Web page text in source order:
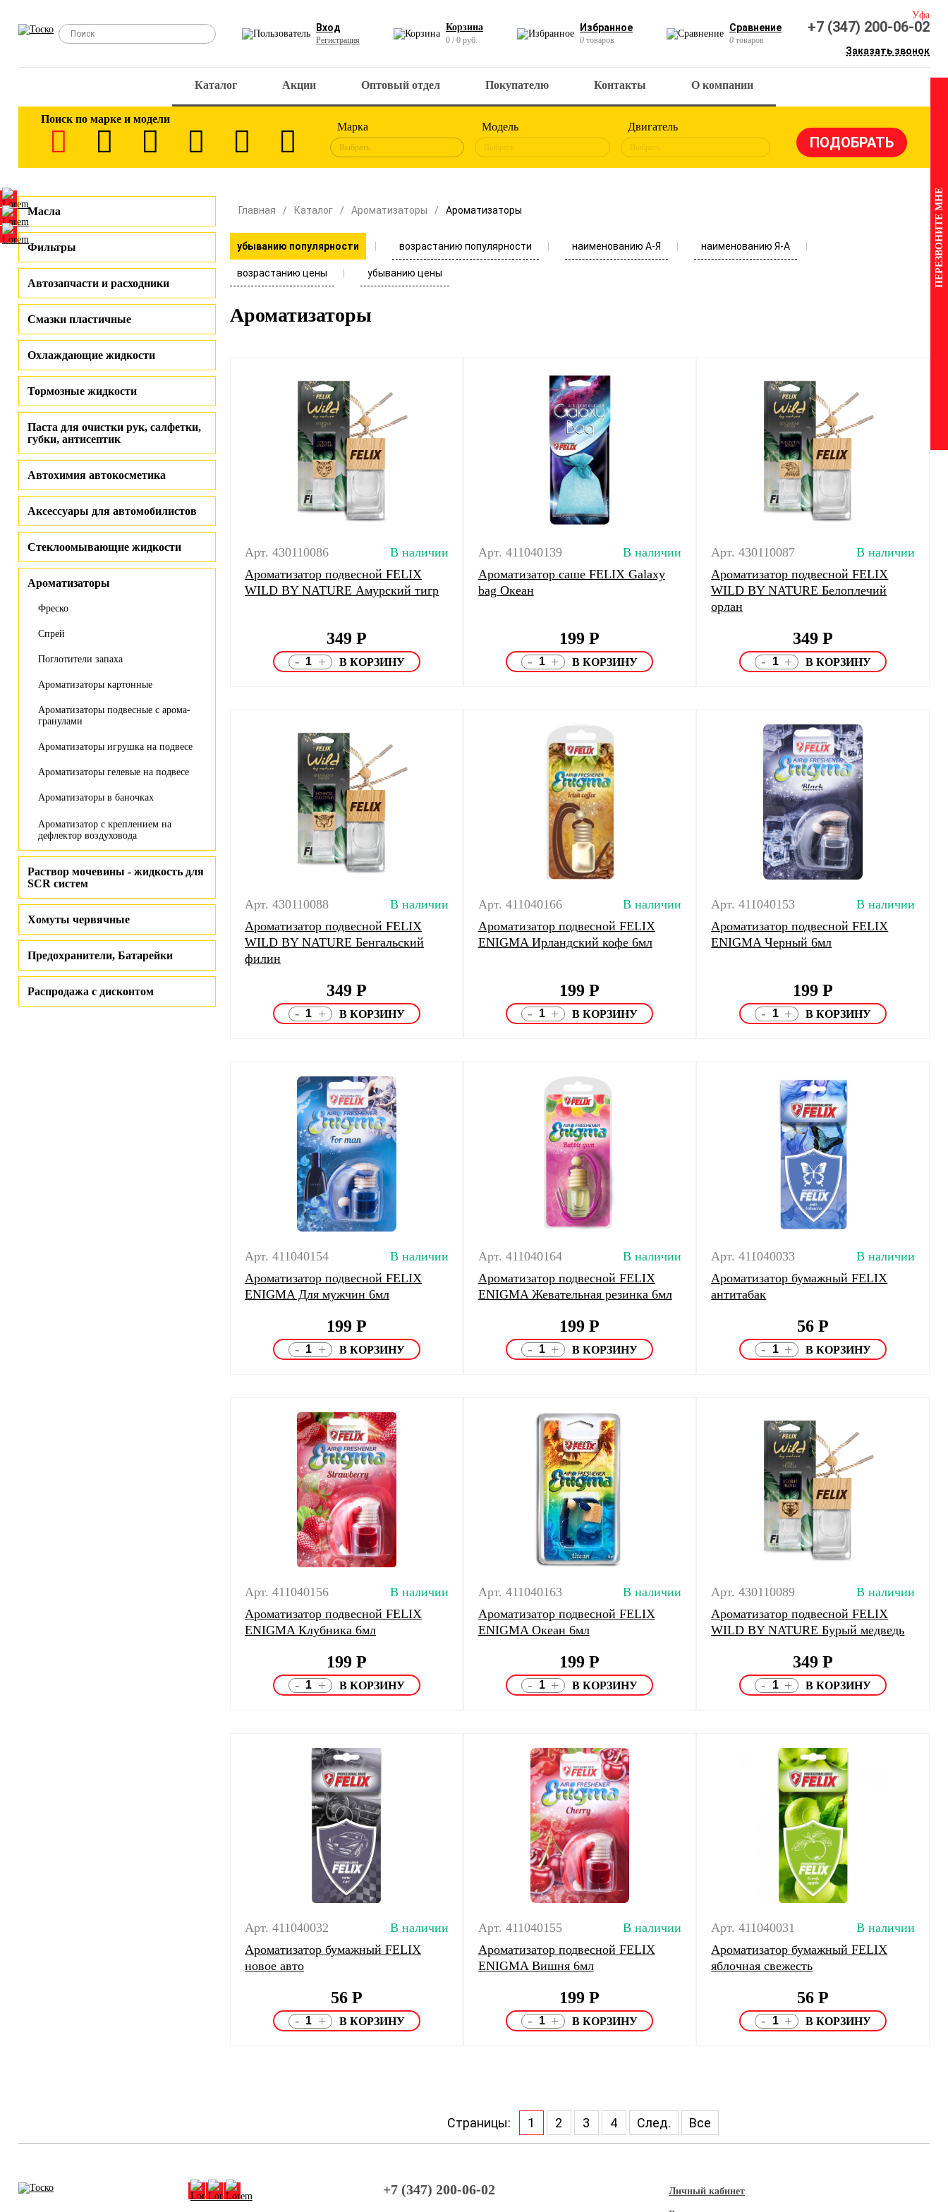
Вход
Регистрация
Корзина
0 / 0 руб.
Избранное
0 товаров
Сравнение
0 товаров
Уфа
+7 (347) 200-06-02
Заказать звонок
Каталог Акции Оптовый отдел Покупателю Контакты О компании
Поиск по марке и модели
Марка
Выбрать
Модель
Выбрать
Двигатель
Выбрать
Масла
Фильтры
Автозапчасти и расходники
Смазки пластичные
Охлаждающие жидкости
Тормозные жидкости
Паста для очистки рук, салфетки,
губки, антисептик
Автохимия автокосметика
Аксессуары для автомобилистов
Стеклоомывающие жидкости
Ароматизаторы
Фреско
Спрей
Поглотители запаха
Ароматизаторы картонные
Ароматизаторы подвесные с арома-
гранулами
Ароматизаторы игрушка на подвесе
Ароматизаторы гелевые на подвесе
Ароматизаторы в баночках
Ароматизатор с креплением на
дефлектор воздуховода
Раствор мочевины - жидкость для
SCR систем
Хомуты червячные
Предохранители, Батарейки
Распродажа с дисконтом
Главная Каталог Ароматизаторы Ароматизаторы
убыванию популярности возрастанию популярности наименованию А-Я наименованию Я-А
возрастанию цены убыванию цены
Ароматизаторы
Арт. 430110086
В наличии
Ароматизатор подвесной FELIX
WILD BY NATURE Амурский тигр
349 Р
- +
Арт. 411040139
В наличии
Ароматизатор саше FELIX Galaxy
bag Океан
199Р
- +
Арт. 430110087
В наличии
Ароматизатор подвесной FELIX
WILD BY NATURE Белоплечий
орлан
349Р
- +
Арт. 430110088
В наличии
Ароматизатор подвесной FELIX
WILD BY NATURE Бенгальский
филин
349 Р
- +
Арт. 411040166
В наличии
Ароматизатор подвесной FELIX
ENIGMA Ирландский кофе 6мл
199Р
- +
Арт. 411040153
В наличии
Ароматизатор подвесной FELIX
ENIGMA Черный 6мл
199Р
- +
Арт. 411040154
В наличии
Ароматизатор подвесной FELIX
ENIGMA Для мужчин 6мл
199 Р
- +
Арт. 411040164
В наличии
Ароматизатор подвесной FELIX
ENIGMA Жевательная резинка 6мл
199Р
- +
Арт. 411040033
В наличии
Ароматизатор бумажный FELIX
антитабак
56Р
- +
Арт. 411040156
В наличии
Ароматизатор подвесной FELIX
ENIGMA Клубника 6мл
199 Р
- +
Арт. 411040163
В наличии
Ароматизатор подвесной FELIX
ENIGMA Океан 6мл
199Р
- +
Арт. 430110089
В наличии
Ароматизатор подвесной FELIX
WILD BY NATURE Бурый медведь
349Р
- +
Арт. 411040032
В наличии
Ароматизатор бумажный FELIX
новое авто
56 Р
- +
Арт. 411040155
В наличии
Ароматизатор подвесной FELIX
ENIGMA Вишня 6мл
199Р
- +
Арт. 411040031
В наличии
Ароматизатор бумажный FELIX
яблочная свежесть
56Р
- +
Страницы: 1 2 3 4 След. Все
+7 (347) 200-06-02 Личный кабинет
ПЕРЕЗВОНИТЕ МНЕ